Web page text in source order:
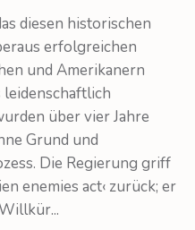
diesen historischen
erfolgreichen
und Amerikanern
über vier Jahre
Grund und
Die Regierung griff
enemies act‹ zurück; er